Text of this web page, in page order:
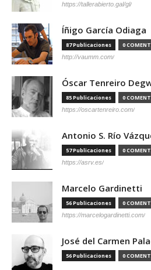
https://tallerabierto.gal/gl/
Íñigo García Odiaga
87 Publicaciones 0
http://vaumm.com/
Óscar Tenreiro
85 Publicaciones 0
https://oscartenreiro.com/
Antonio S. Río
57 Publicaciones 0
https://asrv.es/
Marcelo Gardinetti
56 Publicaciones 0
https://marcelogardinetti.com/
José del Carmen
56 Publicaciones 0